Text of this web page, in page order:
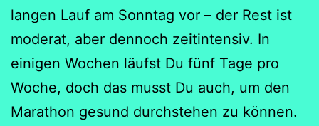
langen Lauf am Sonntag vor – der Rest ist
moderat, aber dennoch zeitintensiv. In
einigen Wochen läufst Du fünf Tage pro
Woche, doch das musst Du auch, um den
Marathon gesund durchstehen zu können.